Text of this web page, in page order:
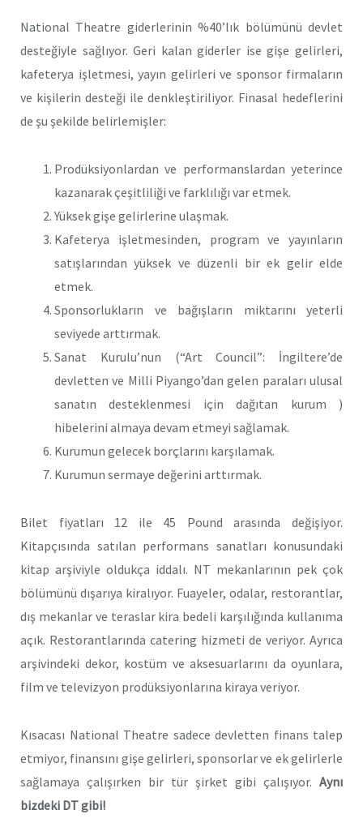
National Theatre giderlerinin %40’lık bölümünü devlet
desteğiyle sağlıyor. Geri kalan giderler ise gişe gelirleri,
kafeterya işletmesi, yayın gelirleri ve sponsor firmaların
ve kişilerin desteği ile denkleştiriliyor. Finasal hedeflerini
de şu şekilde belirlemişler:
Prodüksiyonlardan ve performanslardan yeterince
kazanarak çeşitliliği ve farklılığı var etmek.
Yüksek gişe gelirlerine ulaşmak.
Kafeterya işletmesinden, program ve yayınların
satışlarından yüksek ve düzenli bir ek gelir elde
etmek.
Sponsorlukların ve bağışların miktarını yeterli
seviyede arttırmak.
Sanat Kurulu’nun (“Art Council”: İngiltere’de
devletten ve Milli Piyango’dan gelen paraları ulusal
sanatın desteklenmesi için dağıtan kurum )
hibelerini almaya devam etmeyi sağlamak.
Kurumun gelecek borçlarını karşılamak.
Kurumun sermaye değerini arttırmak.
Bilet fiyatları 12 ile 45 Pound arasında değişiyor.
Kitapçısında satılan performans sanatları konusundaki
kitap arşiviyle oldukça iddalı. NT mekanlarının pek çok
bölümünü dışarıya kiralıyor. Fuayeler, odalar, restorantlar,
dış mekanlar ve teraslar kira bedeli karşılığında kullanıma
açık. Restorantlarında catering hizmeti de veriyor. Ayrıca
arşivindeki dekor, kostüm ve aksesuarlarını da oyunlara,
film ve televizyon prodüksiyonlarına kiraya veriyor.
Kısacası National Theatre sadece devletten finans talep
etmiyor, finansını gişe gelirleri, sponsorlar ve ek gelirlerle
sağlamaya çalışırken bir tür şirket gibi çalışıyor. Aynı
bizdeki DT gibi!